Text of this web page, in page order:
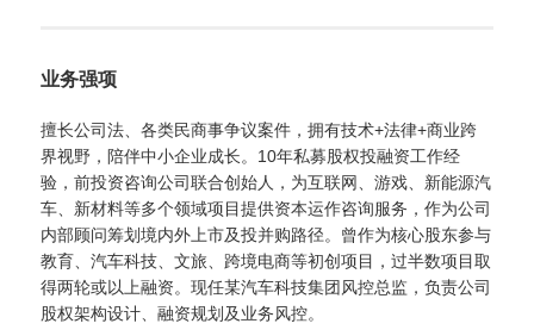
业务强项
擅长公司法、各类民商事争议案件，拥有技术+法律+商业跨
界视野，陪伴中小企业成长。10年私募股权投融资工作经
验，前投资咨询公司联合创始人，为互联网、游戏、新能源汽
车、新材料等多个领域项目提供资本运作咨询服务，作为公司
内部顾问筹划境内外上市及投并购路径。曾作为核心股东参与
教育、汽车科技、文旅、跨境电商等初创项目，过半数项目取
得两轮或以上融资。现任某汽车科技集团风控总监，负责公司
股权架构设计、融资规划及业务风控。